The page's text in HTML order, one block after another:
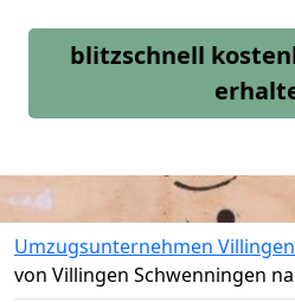
blitzschnell
Umzugsunternehmen
von Villingen Schwenningen